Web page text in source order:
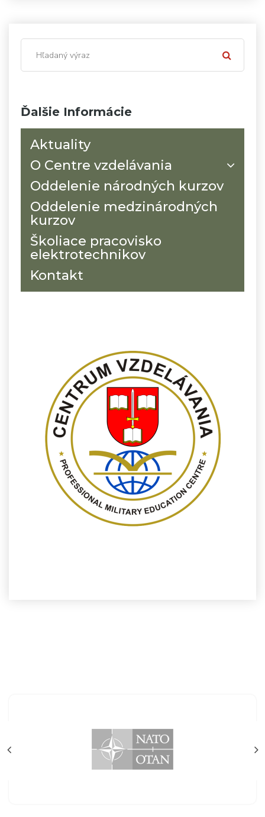
Ďalšie Informácie
Aktuality
O Centre vzdelávania
Oddelenie národných kurzov
Oddelenie medzinárodných
kurzov
Školiace pracovisko
elektrotechnikov
Kontakt